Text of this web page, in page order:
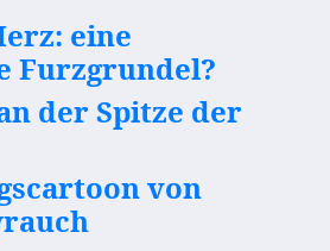
eine
Furzgrundel?
der Spitze der
von